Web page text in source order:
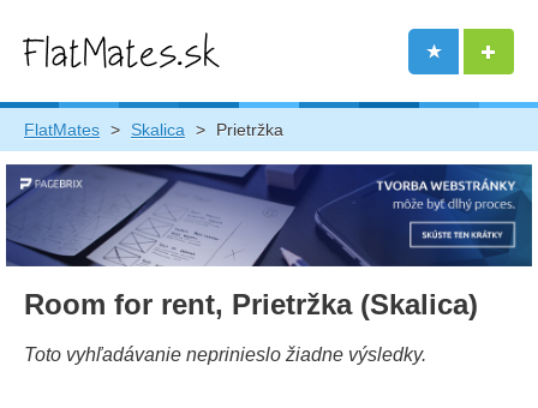
FlatMates > Skalica > Prietržka
Room for rent, Prietržka (Skalica)
Toto vyhľadávanie neprinieslo žiadne výsledky.